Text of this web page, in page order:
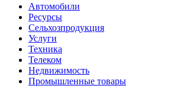
Автомобили
Ресурсы
Сельхозпродукция
Услуги
Техника
Телеком
Недвижимость
Промышленные товары